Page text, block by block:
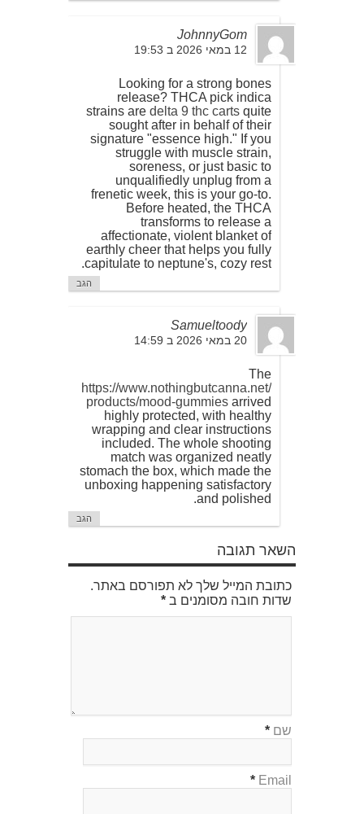
JohnnyGom
12 במאי 2026 ב 19:53
Looking for a strong bones
release? THCA pick indica
strains are delta 9 thc carts quite
sought after in behalf of their
signature "essence high." If you
struggle with muscle strain,
soreness, or just basic to
unqualifiedly unplug from a
frenetic week, this is your go-to.
Before heated, the THCA
transforms to release a
affectionate, violent blanket of
earthly cheer that helps you fully
capitulate to neptune's, cozy rest.
הגב
Samueltoody
20 במאי 2026 ב 14:59
The
https://www.nothingbutcanna.net/
products/mood-gummies arrived
highly protected, with healthy
wrapping and clear instructions
included. The whole shooting
match was organized neatly
stomach the box, which made the
unboxing happening satisfactory
and polished.
הגב
השאר תגובה
כתובת המייל שלך לא תפורסם באתר.
שדות חובה מסומנים ב *
שם *
Email
*